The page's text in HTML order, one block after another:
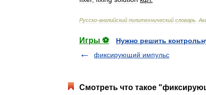
Русско-английский политехнический словарь
Игры ⚽
Нужно решить
фиксирующий импульс
Смотреть что такое